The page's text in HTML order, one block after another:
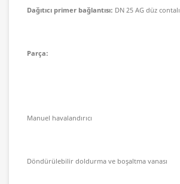
Dağıtıcı primer bağlantısı: DN 25 AG düz contalı
Parça:
Manuel havalandırıcı
Döndürülebilir doldurma ve boşaltma vanası